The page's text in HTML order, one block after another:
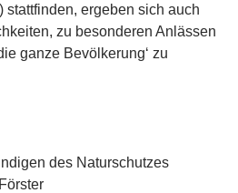
stattfinden, ergeben sich auch
zu besonderen Anlässen
ganze Bevölkerung‘ zu
des Naturschutzes